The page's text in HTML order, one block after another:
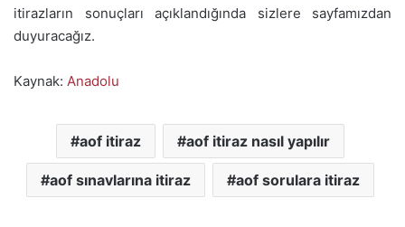
itirazların sonuçları açıklandığında sizlere sayfamızdan
duyuracağız.
Kaynak: Anadolu
aof itiraz aof itiraz nasıl yapılır
aof sınavlarına itiraz aof sorulara itiraz